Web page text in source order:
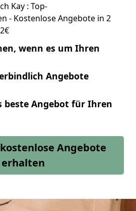
Kay : Top-
- Kostenlose Angebote in 2
wenn es um Ihren
Angebote
beste Angebot für Ihren
Angebote
erhalten